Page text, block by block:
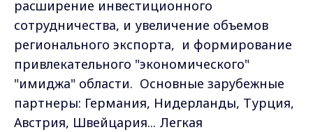
расширение инвестиционного
сотрудничества, и увеличение объемов
регионального экспорта, и формирование
привлекательного "экономического"
"имиджа" области. Основные зарубежные
партнеры: Германия, Нидерланды, Турция,
Австрия, Швейцария... Легкая